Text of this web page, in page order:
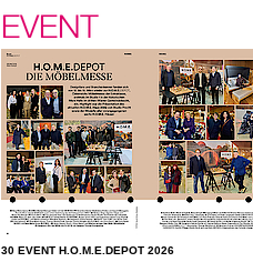
30 EVENT H.O.M.E.DEPOT 2026